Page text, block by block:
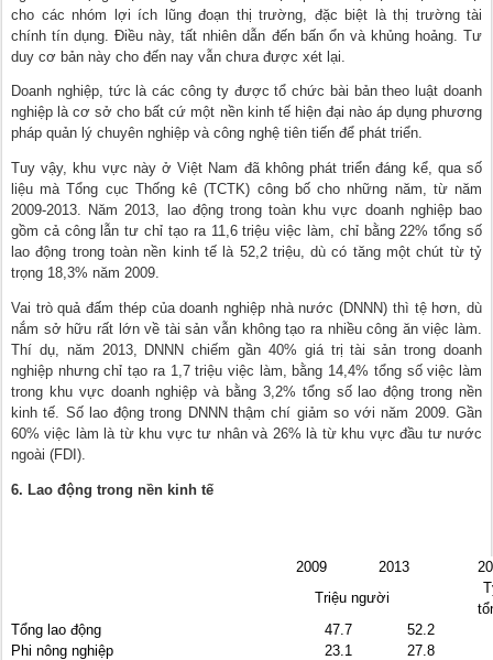
cho các nhóm lợi ích lũng đoạn thị trường, đặc biệt là thị trường tài
chính tín dụng. Điều này, tất nhiên dẫn đến bấn ổn và khủng hoảng. Tư
duy cơ bản này cho đến nay vẫn chưa được xét lại.
Doanh nghiệp, tức là các công ty được tổ chức bài bản theo luật doanh
nghiệp là cơ sở cho bất cứ một nền kinh tế hiện đại nào áp dụng phương
pháp quản lý chuyên nghiệp và công nghệ tiên tiến để phát triển.
Tuy vậy, khu vực này ở Việt Nam đã không phát triển đáng kể, qua số
liệu mà Tổng cục Thống kê (TCTK) công bố cho những năm, từ năm
2009-2013. Năm 2013, lao động trong toàn khu vực doanh nghiệp bao
gồm cả công lẫn tư chỉ tạo ra 11,6 triệu việc làm, chỉ bằng 22% tổng số
lao động trong toàn nền kinh tế là 52,2 triệu, dù có tăng một chút từ tỷ
trọng 18,3% năm 2009.
Vai trò quả đấm thép của doanh nghiệp nhà nước (DNNN) thì tệ hơn, dù
nắm sở hữu rất lớn về tài sản vẫn không tạo ra nhiều công ăn việc làm.
Thí dụ, năm 2013, DNNN chiếm gần 40% giá trị tài sản trong doanh
nghiệp nhưng chỉ tạo ra 1,7 triệu việc làm, bằng 14,4% tổng số việc làm
trong khu vực doanh nghiệp và bằng 3,2% tổng số lao động trong nền
kinh tế. Số lao động trong DNNN thậm chí giảm so với năm 2009. Gần
60% việc làm là từ khu vực tư nhân và 26% là từ khu vực đầu tư nước
ngoài (FDI).
6. Lao động trong nền kinh tế
2009 2013
Triệu người
Tổng lao động
47.7
52.2
Phi nông nghiệp
23.1
27.8